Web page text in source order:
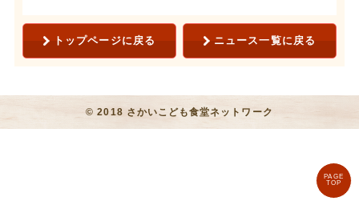
トップページに戻る ニュース一覧に戻る
© 2018 さかいこども食堂ネットワーク
PAGE
TOP